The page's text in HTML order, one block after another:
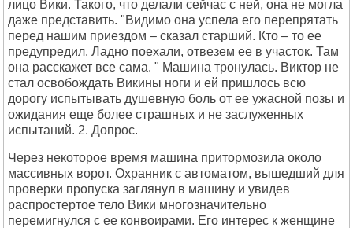
Через некоторое время машина притормозила около
массивных ворот. Охранник с автоматом, вышедший для
проверки пропуска заглянул в машину и увидев
распростертое тело Вики многозначительно
перемигнулся с ее конвоирами. Его интерес к женщине